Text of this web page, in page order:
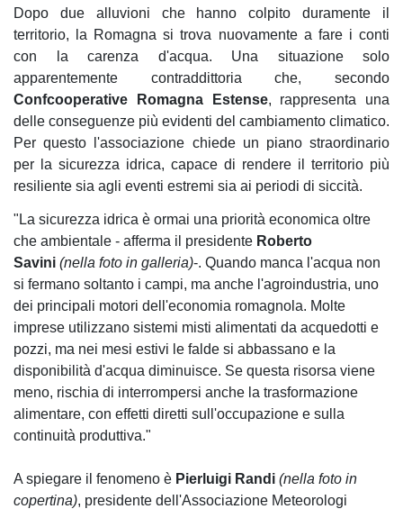
Dopo due alluvioni che hanno colpito duramente il
territorio, la Romagna si trova nuovamente a fare i conti
con la carenza d'acqua. Una situazione solo
apparentemente contraddittoria che, secondo
Confcooperative Romagna Estense, rappresenta una
delle conseguenze più evidenti del cambiamento climatico.
Per questo l'associazione chiede un piano straordinario
per la sicurezza idrica, capace di rendere il territorio più
resiliente sia agli eventi estremi sia ai periodi di siccità.
"La sicurezza idrica è ormai una priorità economica oltre
che ambientale - afferma il presidente Roberto
Savini (nella foto in galleria)-. Quando manca l'acqua non
si fermano soltanto i campi, ma anche l'agroindustria, uno
dei principali motori dell'economia romagnola. Molte
imprese utilizzano sistemi misti alimentati da acquedotti e
pozzi, ma nei mesi estivi le falde si abbassano e la
disponibilità d'acqua diminuisce. Se questa risorsa viene
meno, rischia di interrompersi anche la trasformazione
alimentare, con effetti diretti sull'occupazione e sulla
continuità produttiva."
A spiegare il fenomeno è Pierluigi Randi (nella foto in
copertina), presidente dell'Associazione Meteorologi